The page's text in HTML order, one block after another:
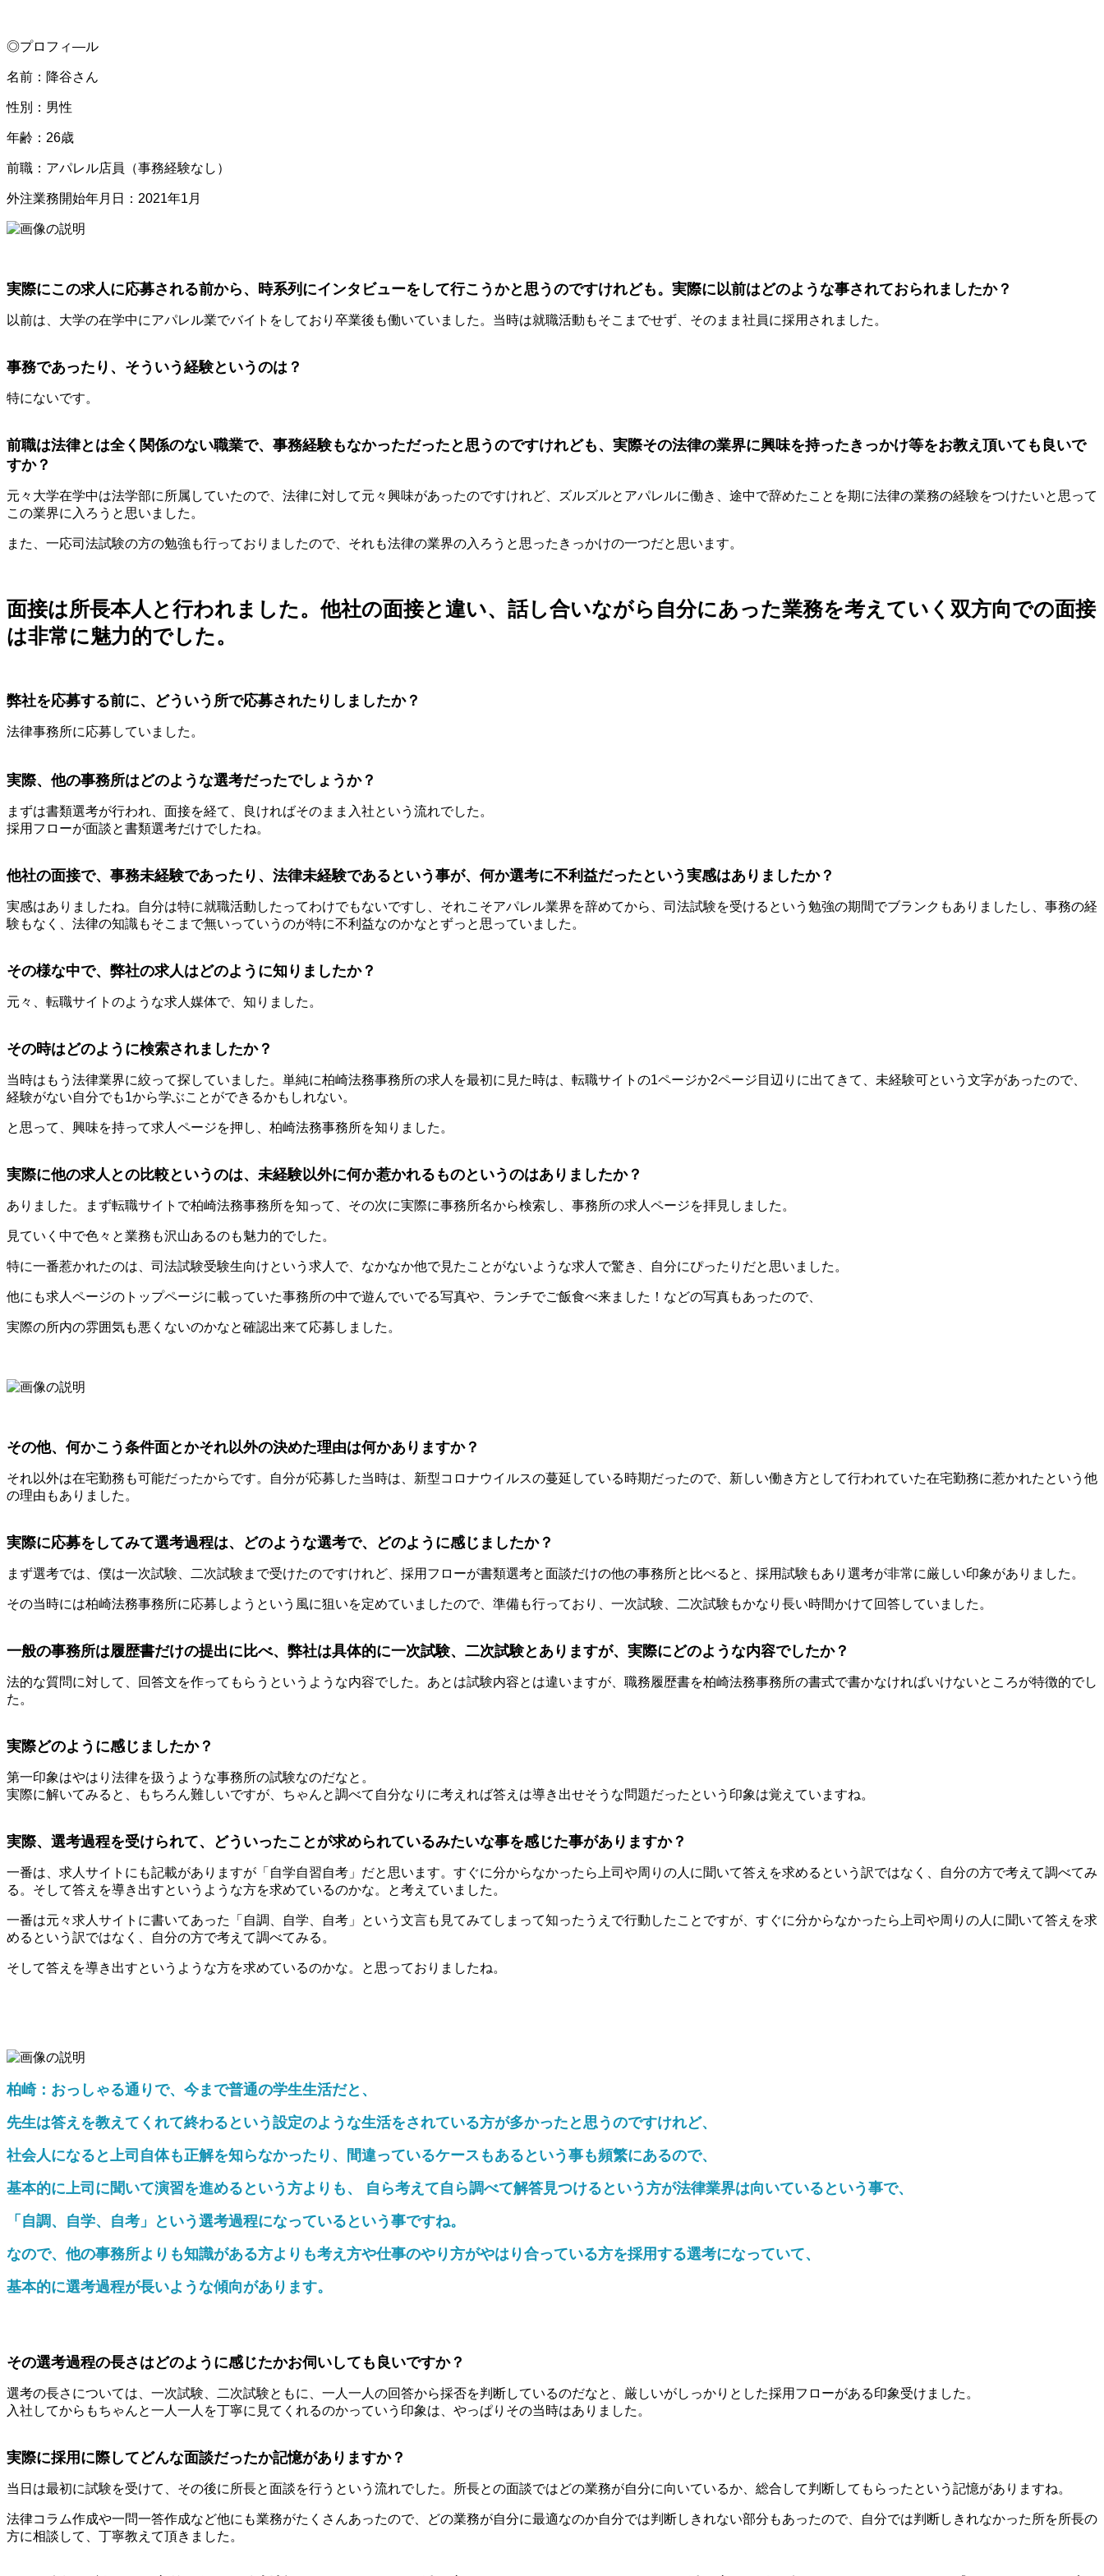
◎プロフィ―ル
名前：降谷さん
性別：男性
年齢：26歳
前職：アパレル店員（事務経験なし）
外注業務開始年月日：2021年1月
実際にこの求人に応募される前から、時系列にインタビューをして行こうかと思うのですけれども。実際に以前はどのような事されておられましたか？
以前は、大学の在学中にアパレル業でバイトをしており卒業後も働いていました。当時は就職活動もそこまでせず、そのまま社員に採用されました。
事務であったり、そういう経験というのは？
特にないです。
前職は法律とは全く関係のない職業で、事務経験もなかっただったと思うのですけれども、実際その法律の業界に興味を持ったきっかけ等をお教え頂いても良いで
すか？
元々大学在学中は法学部に所属していたので、法律に対して元々興味があったのですけれど、ズルズルとアパレルに働き、途中で辞めたことを期に法律の業務の経験をつけたいと思って
この業界に入ろうと思いました。
また、一応司法試験の方の勉強も行っておりましたので、それも法律の業界の入ろうと思ったきっかけの一つだと思います。
面接は所長本人と行われました。他社の面接と違い、話し合いながら自分にあった業務を考えていく双方向での面接
は非常に魅力的でした。
弊社を応募する前に、どういう所で応募されたりしましたか？
法律事務所に応募していました。
実際、他の事務所はどのような選考だったでしょうか？
まずは書類選考が行われ、面接を経て、良ければそのまま入社という流れでした。
採用フローが面談と書類選考だけでしたね。
他社の面接で、事務未経験であったり、法律未経験であるという事が、何か選考に不利益だったという実感はありましたか？
実感はありましたね。自分は特に就職活動したってわけでもないですし、それこそアパレル業界を辞めてから、司法試験を受けるという勉強の期間でブランクもありましたし、事務の経
験もなく、法律の知識もそこまで無いっていうのが特に不利益なのかなとずっと思っていました。
その様な中で、弊社の求人はどのように知りましたか？
元々、転職サイトのような求人媒体で、知りました。
その時はどのように検索されましたか？
当時はもう法律業界に絞って探していました。単純に柏崎法務事務所の求人を最初に見た時は、転職サイトの1ページか2ページ目辺りに出てきて、未経験可という文字があったので、
経験がない自分でも1から学ぶことができるかもしれない。
と思って、興味を持って求人ページを押し、柏崎法務事務所を知りました。
実際に他の求人との比較というのは、未経験以外に何か惹かれるものというのはありましたか？
ありました。まず転職サイトで柏崎法務事務所を知って、その次に実際に事務所名から検索し、事務所の求人ページを拝見しました。
見ていく中で色々と業務も沢山あるのも魅力的でした。
特に一番惹かれたのは、司法試験受験生向けという求人で、なかなか他で見たことがないような求人で驚き、自分にぴったりだと思いました。
他にも求人ページのトップページに載っていた事務所の中で遊んでいでる写真や、ランチでご飯食べ来ました！などの写真もあったので、
実際の所内の雰囲気も悪くないのかなと確認出来て応募しました。
その他、何かこう条件面とかそれ以外の決めた理由は何かありますか？
それ以外は在宅勤務も可能だったからです。自分が応募した当時は、新型コロナウイルスの蔓延している時期だったので、新しい働き方として行われていた在宅勤務に惹かれたという他
の理由もありました。
実際に応募をしてみて選考過程は、どのような選考で、どのように感じましたか？
まず選考では、僕は一次試験、二次試験まで受けたのですけれど、採用フローが書類選考と面談だけの他の事務所と比べると、採用試験もあり選考が非常に厳しい印象がありました。
その当時には柏崎法務事務所に応募しようという風に狙いを定めていましたので、準備も行っており、一次試験、二次試験もかなり長い時間かけて回答していました。
一般の事務所は履歴書だけの提出に比べ、弊社は具体的に一次試験、二次試験とありますが、実際にどのような内容でしたか？
法的な質問に対して、回答文を作ってもらうというような内容でした。あとは試験内容とは違いますが、職務履歴書を柏崎法務事務所の書式で書かなければいけないところが特徴的でし
た。
実際どのように感じましたか？
第一印象はやはり法律を扱うような事務所の試験なのだなと。
実際に解いてみると、もちろん難しいですが、ちゃんと調べて自分なりに考えれば答えは導き出せそうな問題だったという印象は覚えていますね。
実際、選考過程を受けられて、どういったことが求められているみたいな事を感じた事がありますか？
一番は、求人サイトにも記載がありますが「自学自習自考」だと思います。すぐに分からなかったら上司や周りの人に聞いて答えを求めるという訳ではなく、自分の方で考えて調べてみ
る。そして答えを導き出すというような方を求めているのかな。と考えていました。
一番は元々求人サイトに書いてあった「自調、自学、自考」という文言も見てみてしまって知ったうえで行動したことですが、すぐに分からなかったら上司や周りの人に聞いて答えを求
めるという訳ではなく、自分の方で考えて調べてみる。
そして答えを導き出すというような方を求めているのかな。と思っておりましたね。
柏崎：おっしゃる通りで、今まで普通の学生生活だと、
先生は答えを教えてくれて終わるという設定のような生活をされている方が多かったと思うのですけれど、
社会人になると上司自体も正解を知らなかったり、間違っているケースもあるという事も頻繁にあるので、
基本的に上司に聞いて演習を進めるという方よりも、 自ら考えて自ら調べて解答見つけるという方が法律業界は向いているという事で、
「自調、自学、自考」という選考過程になっているという事ですね。
なので、他の事務所よりも知識がある方よりも考え方や仕事のやり方がやはり合っている方を採用する選考になっていて、
基本的に選考過程が長いような傾向があります。
その選考過程の長さはどのように感じたかお伺いしても良いですか？
選考の長さについては、一次試験、二次試験ともに、一人一人の回答から採否を判断しているのだなと、厳しいがしっかりとした採用フローがある印象受けました。
入社してからもちゃんと一人一人を丁寧に見てくれるのかっていう印象は、やっぱりその当時はありました。
実際に採用に際してどんな面談だったか記憶がありますか？
当日は最初に試験を受けて、その後に所長と面談を行うという流れでした。所長との面談ではどの業務が自分に向いているか、総合して判断してもらったという記憶がありますね。
法律コラム作成や一問一答作成など他にも業務がたくさんあったので、どの業務が自分に最適なのか自分では判断しきれない部分もあったので、自分では判断しきれなかった所を所長の
方に相談して、丁寧教えて頂きました。